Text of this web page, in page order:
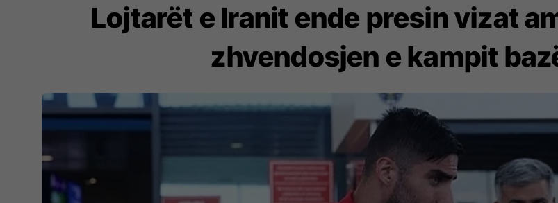
Lojtarët e Iranit ende presin vizat
zhvendosjen e kampit